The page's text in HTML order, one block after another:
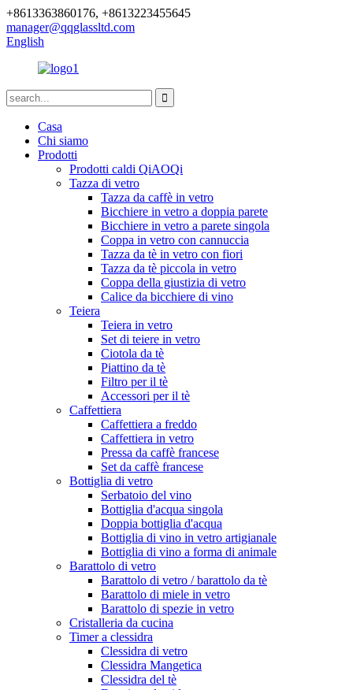
+8613363860176, +8613223455645
manager@qqglassltd.com
English
Casa
Chi siamo
Prodotti
Prodotti caldi QiAOQi
Tazza di vetro
Tazza da caffè in vetro
Bicchiere in vetro a doppia parete
Bicchiere in vetro a parete singola
Coppa in vetro con cannuccia
Tazza da tè in vetro con fiori
Tazza da tè piccola in vetro
Coppa della giustizia di vetro
Calice da bicchiere di vino
Teiera
Teiera in vetro
Set di teiere in vetro
Ciotola da tè
Piattino da tè
Filtro per il tè
Accessori per il tè
Caffettiera
Caffettiera a freddo
Caffettiera in vetro
Pressa da caffè francese
Set da caffè francese
Bottiglia di vetro
Serbatoio del vino
Bottiglia d'acqua singola
Doppia bottiglia d'acqua
Bottiglia di vino in vetro artigianale
Bottiglia di vino a forma di animale
Barattolo di vetro
Barattolo di vetro / barattolo da tè
Barattolo di miele in vetro
Barattolo di spezie in vetro
Cristalleria da cucina
Timer a clessidra
Clessidra di vetro
Clessidra Mangetica
Clessidra del tè